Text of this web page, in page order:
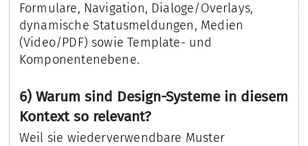
Formulare, Navigation, Dialoge/Overlays,
dynamische Statusmeldungen, Medien
(Video/PDF) sowie Template- und
Komponentenebene.
6) Warum sind Design-Systeme in diesem
Kontext so relevant?
Weil sie wiederverwendbare Muster